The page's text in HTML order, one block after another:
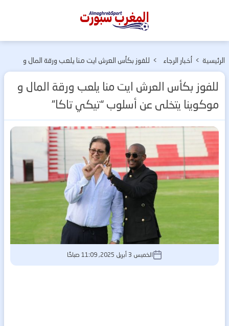
المغرب
الرئيسية > أخبار الرجاء
الرياضي
> للفوز بكأس العرش ايت منا يلعب ورقة المال و
للفوز بكأس العرش ايت منا يلعب ورقة المال و
موكوينا يتخلى عن أسلوب “تيكي تاكا”
الخميس 3 أبريل 2025, 11:09 صباحًا